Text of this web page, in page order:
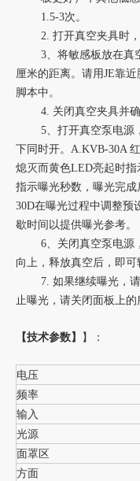
1.5-3次。
2. 打开真空夹具时，
3、将敏感板放在真空
厘米的距离。请用JE靠
脚本中。
4. 关闭真空夹具并确
5、打开真空泵电源，
下同时开。A.KVB-30A
熄灭而黄色LED亮起时
指示曝光秒数，曝光完
30D在曝光过程中调整预
歇时间以提供曝光参考。
6、关闭真空泵电源，
向上，释放真空后，即可
7. 如果继续曝光，请
止曝光，请关闭面板上的
【技术参数】 】：
电压
频率
输入
光源
面罩区
方面